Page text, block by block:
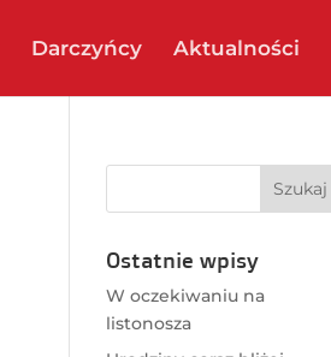
Darczyńcy Aktualności
Ostatnie wpisy
W oczekiwaniu na
listonosza